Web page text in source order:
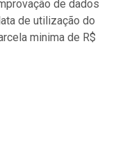
de dados
de utilização do
minima de R$